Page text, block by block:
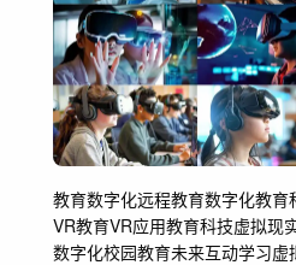
教育数字化远程教育数字化教育
VR教育VR应用教育科技虚拟现
数字化校园教育未来互动学习虚